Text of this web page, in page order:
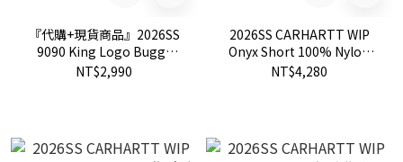
『代購+現貨商品』2026SS
9090 King Logo Buggy
Jorts 皇冠 水洗 牛仔 短褲 現
NT$2,990
2026SS CARHARTT WIP
Onyx Short 100% Nylon
Pertex 機能 尼龍 短褲 現貨
NT$4,280